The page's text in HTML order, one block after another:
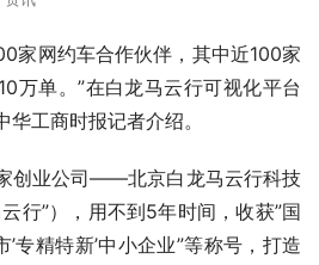
家网约车合作伙伴，其中近100家
万单。”在白龙马云行可视化平台
工商时报记者介绍。
创业公司——北京白龙马云行科技
行”），用不到5年时间，收获”国
专精特新’中小企业”等称号，打造